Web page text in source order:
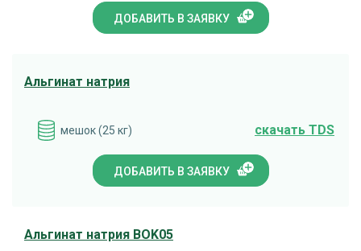
ДОБАВИТЬ В ЗАЯВКУ
Альгинат натрия
мешок (25 кг) cкачать TDS
ДОБАВИТЬ В ЗАЯВКУ
Альгинат натрия BOK05